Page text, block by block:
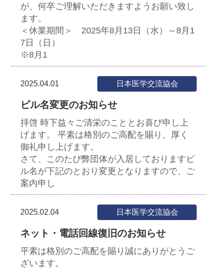
が、何卒ご理解いただきますようお願い致し
ます。
＜休業期間＞ 2025年8月13日（水）～8月1
7日（日）
※8月1
2025.04.01 日本医学交流協会
ビル名変更のお知らせ
拝啓 時下益々ご清栄のこととお喜び申し上
げます。 平素は格別のご高配を賜り、厚く
御礼申し上げます。
さて、このたび弊団体が入居しておりますビ
ル名が下記のとおり変更となりますので、ご
案内申し
2025.02.04 日本医学交流協会
ネット・電話回線復旧のお知らせ
平素は格別のご高配を賜り誠にありがとうご
ざいます。